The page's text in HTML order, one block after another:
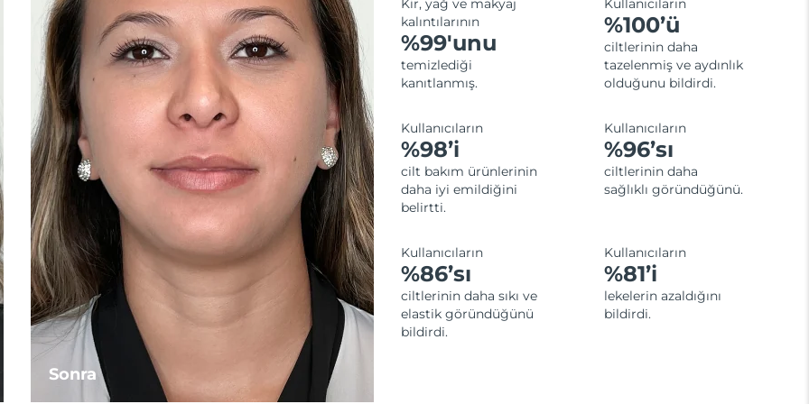
Sonra
Kir, yağ ve makyaj
kalıntılarının
%99'unu
temizlediği
kanıtlanmış.
Kullanıcıların
%100’ü
ciltlerinin daha
tazelenmiş ve aydınlık
olduğunu bildirdi.
Kullanıcıların
%98’i
cilt bakım ürünlerinin
daha iyi emildiğini
belirtti.
Kullanıcıların
%96’sı
ciltlerinin daha
sağlıklı göründüğünü.
Kullanıcıların
%86’sı
ciltlerinin daha sıkı ve
elastik göründüğünü
bildirdi.
Kullanıcıların
%81’i
lekelerin azaldığını
bildirdi.